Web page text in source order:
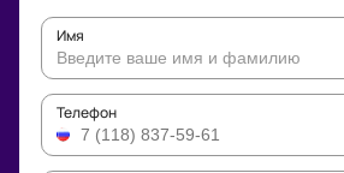
Имя
Телефон